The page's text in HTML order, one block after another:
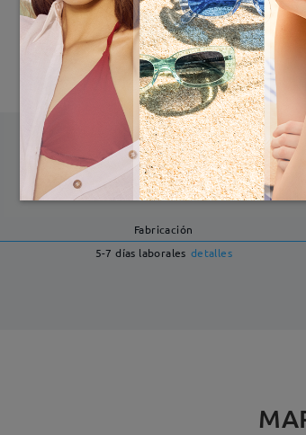
Bisagra de resorte: No
Fabricación
5-7 días laborales detalles